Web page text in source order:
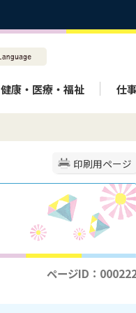
健康・医療・福祉 仕
印刷用ページ
ページID：